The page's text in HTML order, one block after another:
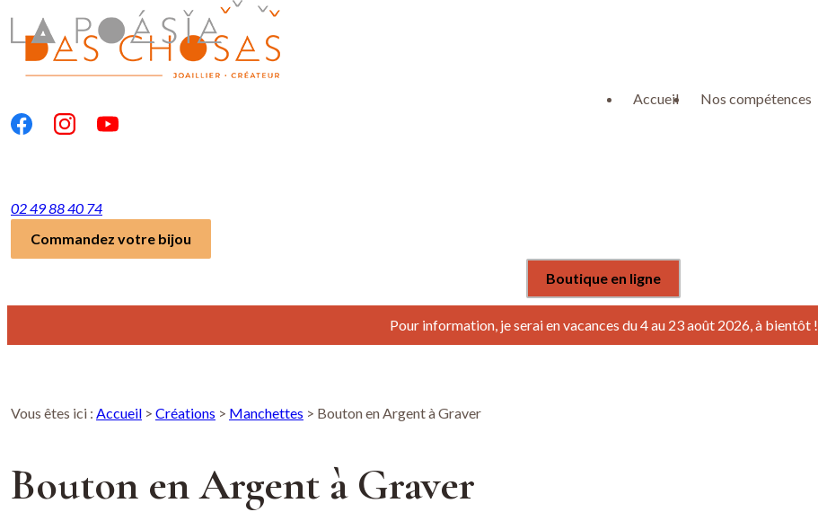
Accueil Nos compétences
02 49 88 40 74
Commandez votre bijou
Boutique en ligne
Pour information, je serai en vacances du 4 au 23 août 2026, à bientôt !
Vous êtes ici : Accueil > Créations > Manchettes > Bouton en Argent à Graver
Bouton en Argent à Graver
Panneau de gestion des cookies